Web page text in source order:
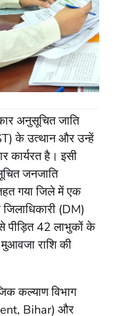
अनुसूचित जाति
के उत्थान और उन्हें
कार्यरत है। इसी
जनजाति
गया जिले में एक
(DM)
पीड़ित 42 लाभुकों के
राशि की
कल्याण विभाग
Bihar) और